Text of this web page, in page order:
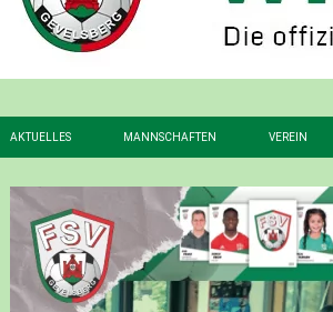
AKTUELLES MANNSCHAFTEN
2. MANNSCHAFT
3. MANNSCHAFT
ALTHERREN
VEREIN
STADION